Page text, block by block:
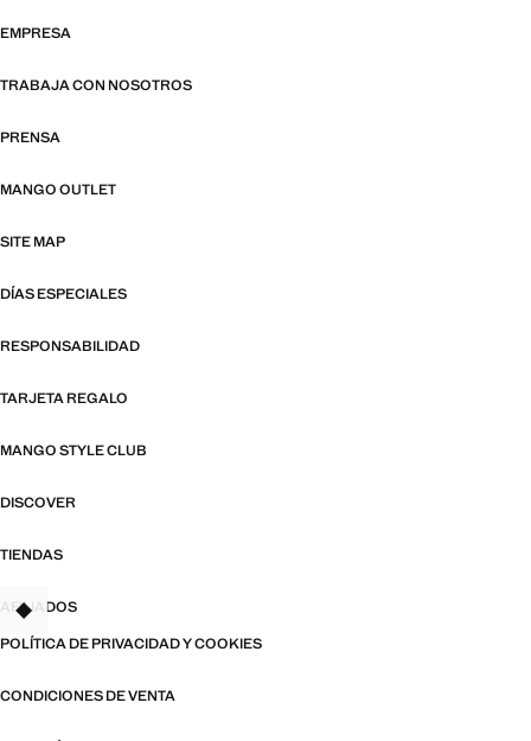
EMPRESA
TRABAJA CON NOSOTROS
PRENSA
MANGO OUTLET
SITE MAP
DÍAS ESPECIALES
RESPONSABILIDAD
TARJETA REGALO
MANGO STYLE CLUB
DISCOVER
TIENDAS
AFILIADOS
POLÍTICA DE PRIVACIDAD Y COOKIES
CONDICIONES DE VENTA